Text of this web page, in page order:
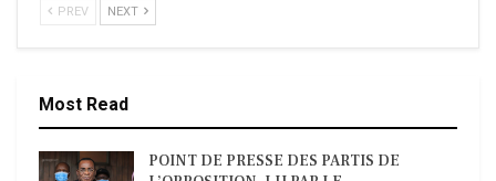
PREV NEXT
Most Read
POINT DE PRESSE DES PARTIS DE